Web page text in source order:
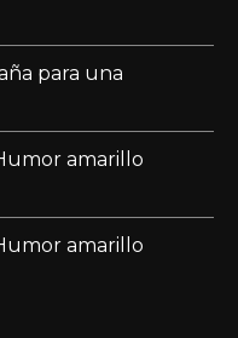
para una
amarillo
amarillo